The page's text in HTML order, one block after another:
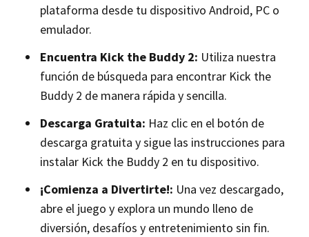
plataforma desde tu dispositivo Android, PC o
emulador.
Encuentra Kick the Buddy 2: Utiliza nuestra
función de búsqueda para encontrar Kick the
Buddy 2 de manera rápida y sencilla.
Descarga Gratuita: Haz clic en el botón de
descarga gratuita y sigue las instrucciones para
instalar Kick the Buddy 2 en tu dispositivo.
¡Comienza a Divertirte!: Una vez descargado,
abre el juego y explora un mundo lleno de
diversión, desafíos y entretenimiento sin fin.